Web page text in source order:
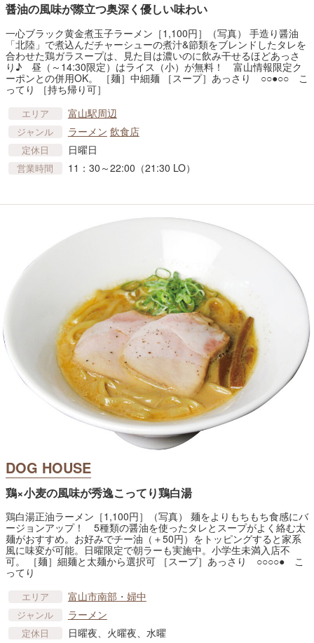
醤油の風味が際立つ奥深く優しい味わい
一心ブラック黄金煮玉子ラーメン［1,100円］（写真） 手造り醤油
「北陸」で煮込んだチャーシューの煮汁&節類をブレンドしたタレを
合わせた鶏ガラスープは、見た目は濃いのに飲み干せるほどあっさ
り♪ 昼（～14:30限定）はライス（小）が無料！ 富山情報限定ク
ーポンとの併用OK。 ［麺］中細麺 ［スープ］あっさり ○○●○○ こ
ってり ［持ち帰り可］
エリア 富山駅周辺
ジャンル ラーメン 飲食店
定休日 日曜日
営業時間 11：30～22:00（21:30 LO）
DOG HOUSE
鶏×小麦の風味が秀逸こってり鶏白湯
鶏白湯正油ラーメン［1,100円］（写真） 麺をよりもちもち食感にバ
ージョンアップ！ 5種類の醤油を使ったタレとスープがよく絡む太
麺がおすすめ。お好みでチー油（＋50円）をトッピングすると家系
風に味変が可能。日曜限定で朝ラーも実施中。小学生未満入店不
可。 ［麺］細麺と太麺から選択可 ［スープ］あっさり ○○○○● こ
ってり
エリア 富山市南部・婦中
ジャンル ラーメン
定休日 日曜夜、火曜夜、水曜